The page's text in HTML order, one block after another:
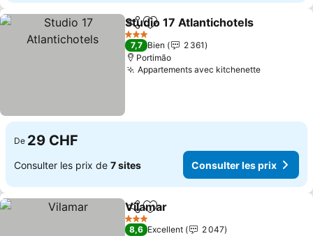
PartagerAjouter à mes favoris
Studio 17 Atlantichotels
3 Étoiles
7,7 Bien
2 361
Portimão
Appartements avec kitchenette
De 29 CHF
Consulter les prix de 7 sites Consulter les prix
PartagerAjouter à mes favoris
Vilamar
3 Étoiles
8,6 Excellent
2 047